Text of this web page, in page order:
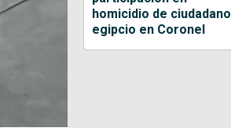
homicidio de ciudadano
egipcio en Coronel